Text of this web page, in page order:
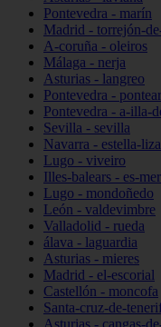
Pontevedra - marín
Madrid - torrejón-
A-coruña - oleiros
Málaga - nerja
Asturias - langreo
Pontevedra -
Pontevedra - a-illa-
Sevilla - sevilla
Navarra - estella-
Lugo - viveiro
Illes-balears - es-
Lugo - mondoñedo
León - valdevimbre
Valladolid - rueda
álava - laguardia
Asturias - mieres
Madrid - el-escorial
Castellón - moncofa
Santa-cruz-de-
Asturias - cangas-